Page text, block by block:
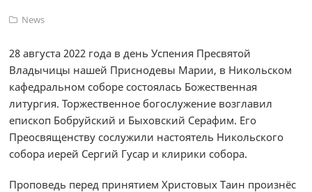
News
28 августа 2022 года в день Успения Пресвятой
Владычицы нашей Приснодевы Марии, в Никольском
кафедральном соборе состоялась Божественная
литургия. Торжественное богослужение возглавил
епископ Бобруйский и Быховский Серафим. Его
Преосвященству сослужили настоятель Никольского
собора иерей Сергий Гусар и клирики собора.
Проповедь перед принятием Христовых Таин произнёс